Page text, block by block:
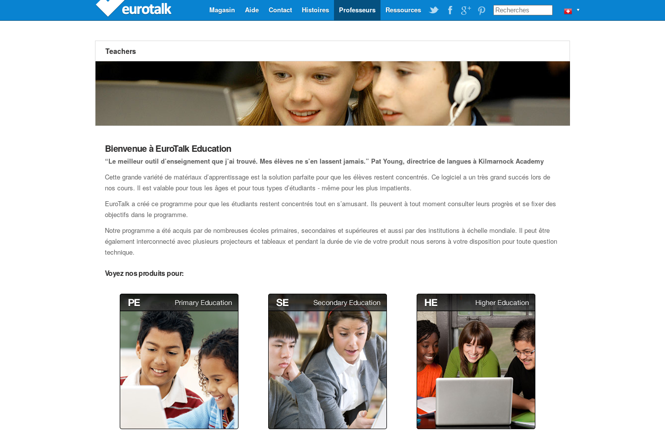
▼
Ressources
Professeurs
Histoires
Contact
Aide
Magasin
Teachers
Bienvenue à EuroTalk Education
“Le meilleur outil d’enseignement que j’ai trouvé. Mes élèves ne s’en lassent jamais.” Pat Young, directrice de langues à Kilmarnock Academy
Cette grande variété de matériaux d’apprentissage est la solution parfaite pour que les élèves restent concentrés. Ce logiciel a un très grand succés lors de
nos cours. Il est valable pour tous les âges et pour tous types d’étudiants - même pour les plus impatients.
EuroTalk a créé ce programme pour que les étudiants restent concentrés tout en s’amusant. Ils peuvent à tout moment consulter leurs progrès et se fixer des
objectifs dans le programme.
Notre programme a été acquis par de nombreuses écoles primaires, secondaires et supérieures et aussi par des institutions à échelle mondiale. Il peut être
également interconnecté avec plusieurs projecteurs et tableaux et pendant la durée de vie de votre produit nous serons à votre disposition pour toute question
technique.
Voyez nos produits pour: